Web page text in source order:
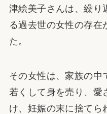
津絵美子さんは、繰り
る過去世の女性の存在
た。
その女性は、家族の中
若くして身を売り、愛
け、妊娠の末に捨てら